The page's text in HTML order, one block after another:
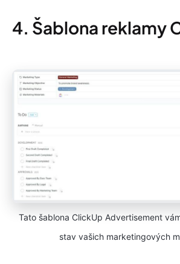
4. Šablona reklamy
Tato šablona ClickUp Advertisement
stav vašich marketingových